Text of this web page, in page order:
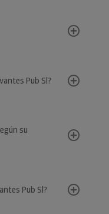
Pub Sl?
su
Pub Sl?